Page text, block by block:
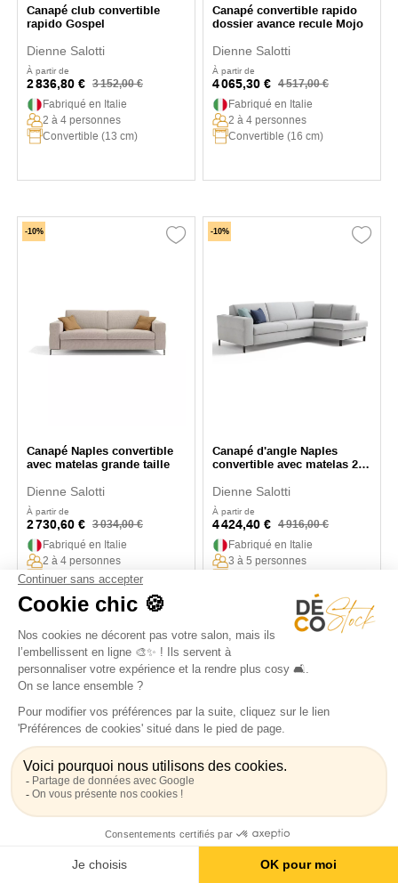
Canapé club convertible
rapido Gospel
Dienne Salotti
À partir de
2 836,80 € 3 152,00 €
Fabriqué en Italie
2 à 4 personnes
Convertible (13 cm)
Canapé convertible rapido
dossier avance recule Mojo
Dienne Salotti
À partir de
4 065,30 € 4 517,00 €
Fabriqué en Italie
2 à 4 personnes
Convertible (16 cm)
-10%
Canapé Naples convertible
avec matelas grande taille
Dienne Salotti
À partir de
2 730,60 € 3 034,00 €
Fabriqué en Italie
2 à 4 personnes
Convertible (13 cm)
-10%
Canapé d'angle Naples
convertible avec matelas 210
Dienne Salotti
À partir de
4 424,40 € 4 916,00 €
Fabriqué en Italie
3 à 5 personnes
-10% -10%